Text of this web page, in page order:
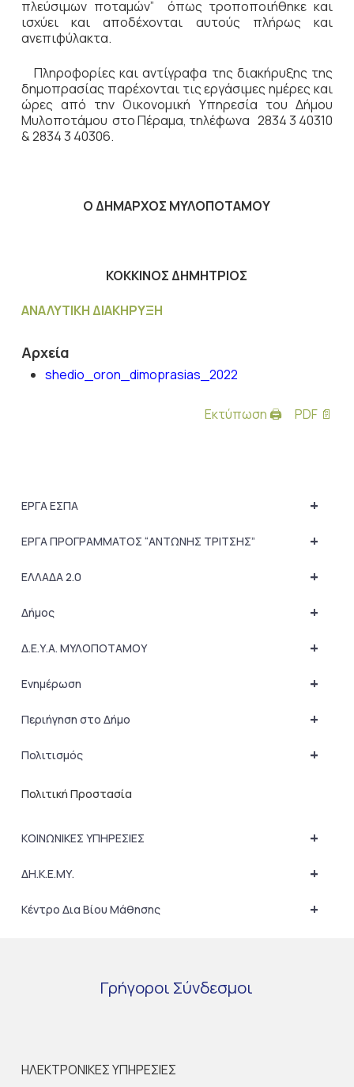
πλεύσιμων ποταμών” όπως τροποποιήθηκε και
ισχύει και αποδέχονται αυτούς πλήρως και
ανεπιφύλακτα.
Πληροφορίες και αντίγραφα της διακήρυξης της
δημοπρασίας παρέχονται τις εργάσιμες ημέρες και
ώρες από την Οικονομική Υπηρεσία του Δήμου
Μυλοποτάμου στο Πέραμα, τηλέφωνα 2834 3 40310
& 2834 3 40306.
Ο ΔΗΜΑΡΧΟΣ ΜΥΛΟΠΟΤΑΜΟΥ
ΚΟΚΚΙΝΟΣ ΔΗΜΗΤΡΙΟΣ
ΑΝΑΛΥΤΙΚΗ ΔΙΑΚΗΡΥΞΗ
Αρχεία
shedio_oron_dimoprasias_2022
Εκτύπωση 🖨 PDF 📄
+
ΕΡΓΑ ΕΣΠΑ
+
ΕΡΓΑ ΠΡΟΓΡΑΜΜΑΤΟΣ “ΑΝΤΩΝΗΣ ΤΡΙΤΣΗΣ”
+
ΕΛΛΑΔΑ 2.0
+
Δήμος
+
Δ.Ε.Υ.Α. ΜΥΛΟΠΟΤΑΜΟΥ
+
Ενημέρωση
+
Περιήγηση στο Δήμο
+
Πολιτισμός
Πολιτική Προστασία
+
ΚΟΙΝΩΝΙΚΕΣ ΥΠΗΡΕΣΙΕΣ
+
ΔΗ.Κ.Ε.ΜΥ.
+
Κέντρο Δια Βίου Μάθησης
Γρήγοροι Σύνδεσμοι
ΗΛΕΚΤΡΟΝΙΚΕΣ ΥΠΗΡΕΣΙΕΣ